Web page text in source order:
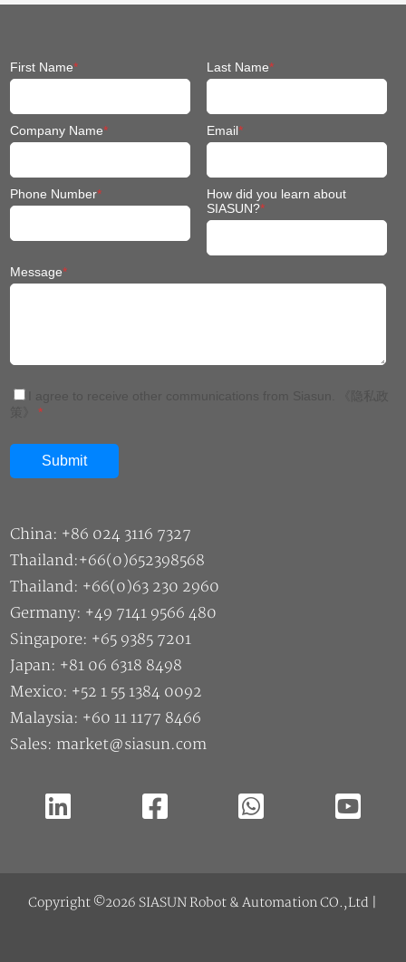
First Name* Last Name*
Company Name* Email*
Phone Number*
How did you learn about
SIASUN?*
Message*
*
China: +86 024 3116 7327
Thailand:+66(0)652398568
Thailand: +66(0)63 230 2960
Germany: +49 7141 9566 480
Singapore: +65 9385 7201
Japan: +81 06 6318 8498
Mexico: +52 1 55 1384 0092
Malaysia: +60 11 1177 8466
Sales: market@siasun.com
Copyright ©2026 SIASUN Robot & Automation CO.,Ltd |